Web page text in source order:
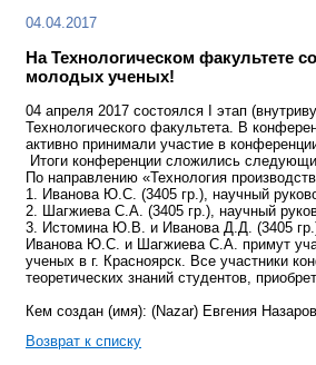
04.04.2017
На Технологическом факультете
молодых ученых!
04 апреля 2017 состоялся I этап
Технологического факультета. В
активно принимали участие в
Итоги конференции сложились
По направлению «Технология
1. Иванова Ю.С. (3405 гр.), научный
2. Шагжиева С.А. (3405 гр.), научный
3. Истомина Ю.В. и Иванова Д.Д. (3405
Иванова Ю.С. и Шагжиева С.А. примут
ученых в г. Красноярск. Все участники
теоретических знаний студентов,
Кем создан (имя): (Nazar) Евгения
Возврат к списку